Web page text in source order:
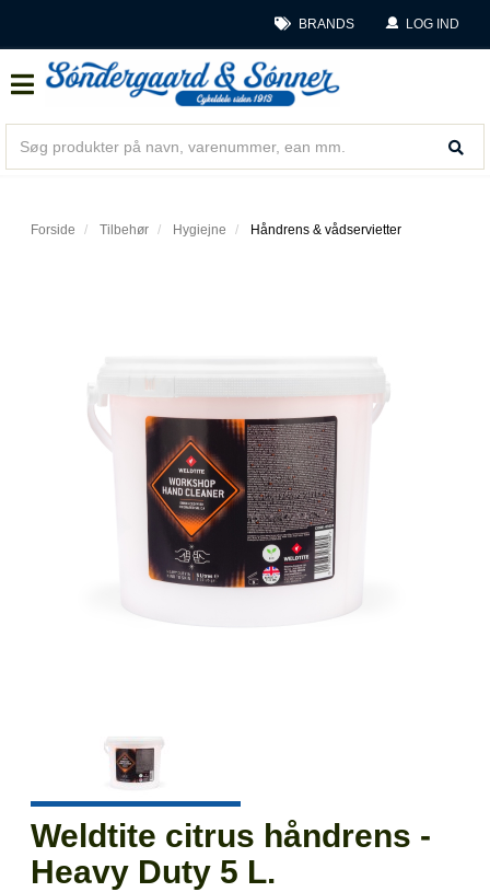
BRANDS LOG IND
Forside Tilbehør Hygiejne Håndrens & vådservietter
Weldtite citrus håndrens -
Heavy Duty 5 L.